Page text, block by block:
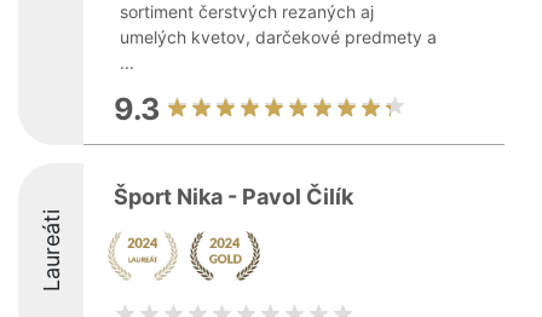
sortiment čerstvých rezaných aj
umelých kvetov, darčekové predmety a
...
9.3
Laureáti
Šport Nika - Pavol Čilík